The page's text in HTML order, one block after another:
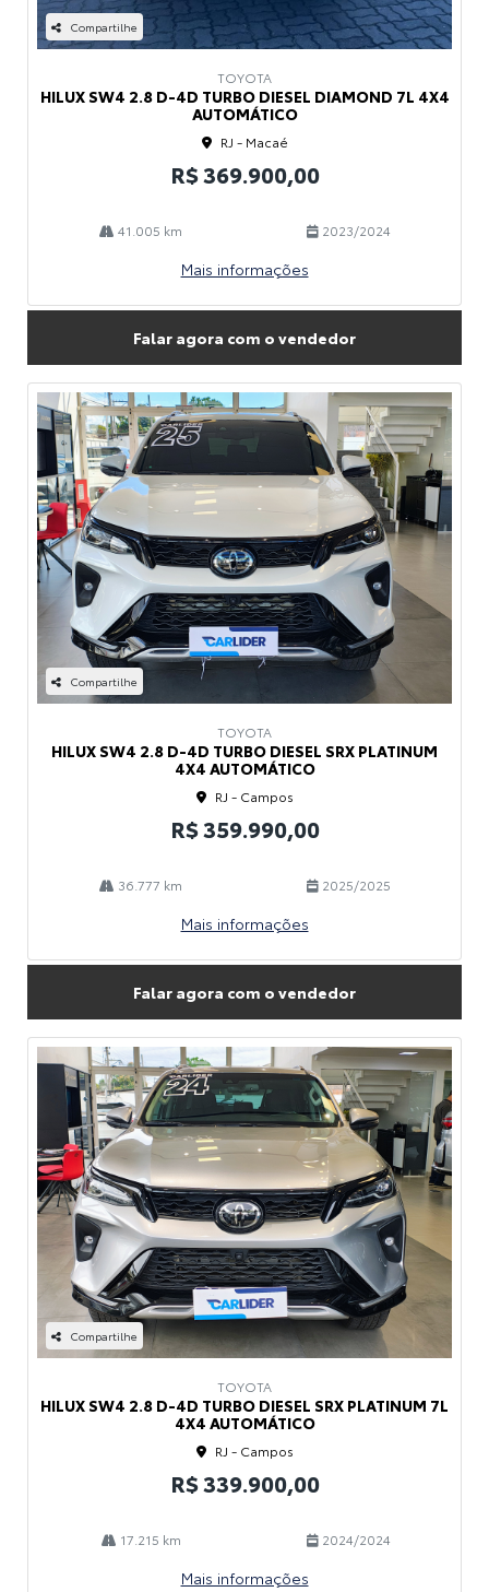
Compartilhe
TOYOTA
HILUX SW4 2.8 D-4D TURBO DIESEL DIAMOND 7L 4X4
AUTOMÁTICO
RJ - Macaé
R$ 369.900,00
41.005 km 2023/2024
Mais informações
Falar agora com o vendedor
Compartilhe
TOYOTA
HILUX SW4 2.8 D-4D TURBO DIESEL SRX PLATINUM
4X4 AUTOMÁTICO
RJ - Campos
R$ 359.990,00
36.777 km 2025/2025
Mais informações
Falar agora com o vendedor
Compartilhe
TOYOTA
HILUX SW4 2.8 D-4D TURBO DIESEL SRX PLATINUM 7L
4X4 AUTOMÁTICO
RJ - Campos
R$ 339.900,00
17.215 km 2024/2024
Mais informações